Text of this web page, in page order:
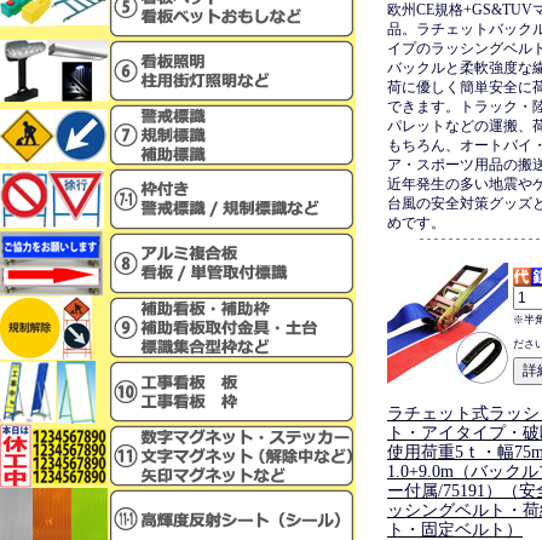
欧州CE規格+GS&TUV
品。ラチェットバック
イプのラッシングベル
バックルと柔軟強度な
荷に優しく簡単安全に
できます。トラック・
パレットなどの運搬、
もちろん、オートバイ
ア・スポーツ用品の搬
近年発生の多い地震や
台風の安全対策グッズ
めです。
※半
ださ
ラチェット式ラッ
ト・アイタイプ・
使用荷重5ｔ・幅
1.0+9.0m（バック
ー付属/75191）（
ッシングベルト・
ト・固定ベルト）